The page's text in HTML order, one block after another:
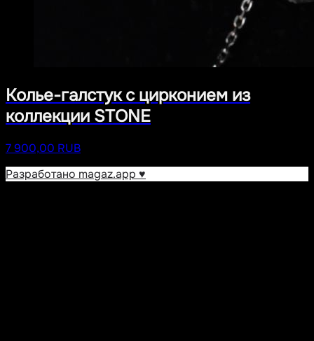
Колье-галстук с цирконием из
коллекции STONE
7 900,00 RUB
Разработано magaz.app ♥︎